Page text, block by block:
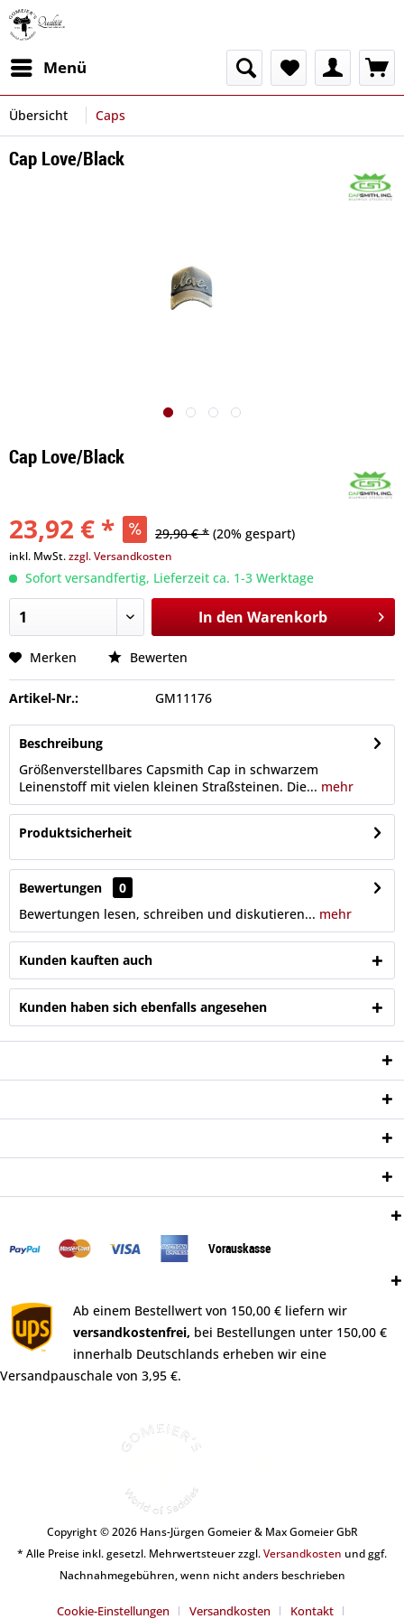
Menü
Übersicht Caps
Cap Love/Black
Cap Love/Black
23,92 € * 29,90 € * (20% gespart)
inkl. MwSt.zzgl. Versandkosten
Sofort versandfertig, Lieferzeit ca. 1-3 Werktage
In den Warenkorb
Merken Bewerten
Artikel-Nr.: GM11176
Beschreibung
Größenverstellbares Capsmith Cap in schwarzem
Leinenstoff mit vielen kleinen Straßsteinen. Die... mehr
Produktsicherheit
Bewertungen
0
Bewertungen lesen, schreiben und diskutieren... mehr
Kunden kauften auch
Kunden haben sich ebenfalls angesehen
Vorauskasse
Ab einem Bestellwert von 150,00 € liefern wir
versandkostenfrei, bei Bestellungen unter 150,00 €
innerhalb Deutschlands erheben wir eine
Versandpauschale von 3,95 €.
Copyright © 2026 Hans-Jürgen Gomeier & Max Gomeier GbR
* Alle Preise inkl. gesetzl. Mehrwertsteuer zzgl.Versandkosten und ggf.
Nachnahmegebühren, wenn nicht anders beschrieben
Cookie-Einstellungen Versandkosten Kontakt